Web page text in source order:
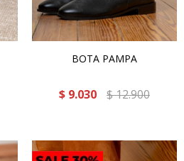
BOTA PAMPA
$ 9.030 $12.900